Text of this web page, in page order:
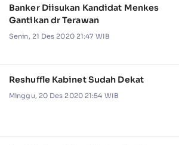
Banker Diisukan Kandidat Menkes
Gantikan dr Terawan
Senin, 21 Des 2020 21:47 WIB
Reshuffle Kabinet Sudah Dekat
Minggu, 20 Des 2020 21:54 WIB